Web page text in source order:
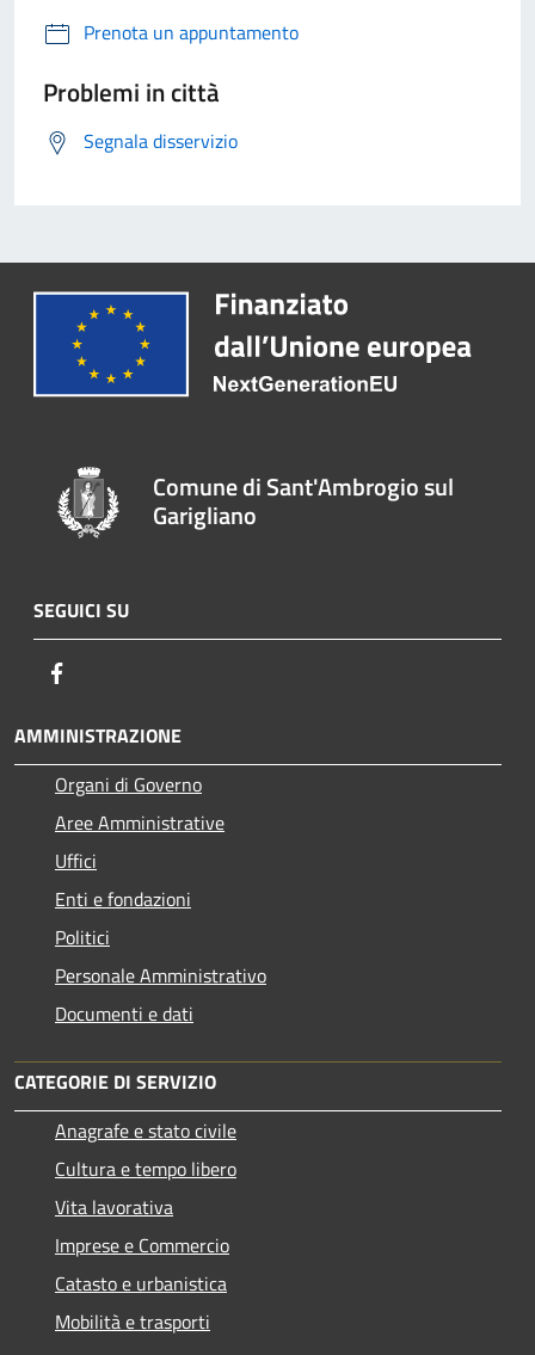
Prenota un appuntamento
Problemi in città
Segnala disservizio
Comune di Sant'Ambrogio sul
Garigliano
SEGUICI SU
AMMINISTRAZIONE
Organi di Governo
Aree Amministrative
Uffici
Enti e fondazioni
Politici
Personale Amministrativo
Documenti e dati
CATEGORIE DI SERVIZIO
Anagrafe e stato civile
Cultura e tempo libero
Vita lavorativa
Imprese e Commercio
Catasto e urbanistica
Mobilità e trasporti